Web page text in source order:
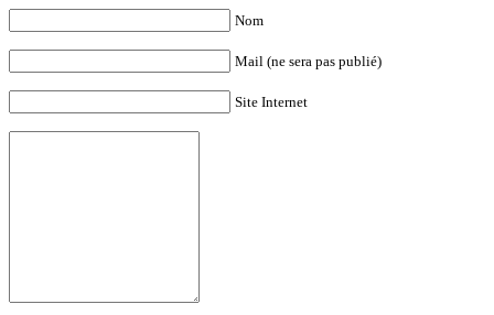
Nom
Mail (ne sera pas publié)
Site Internet